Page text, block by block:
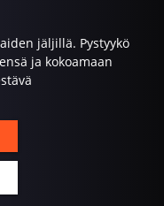
jäljillä. Pystyykö
ja kokoamaan